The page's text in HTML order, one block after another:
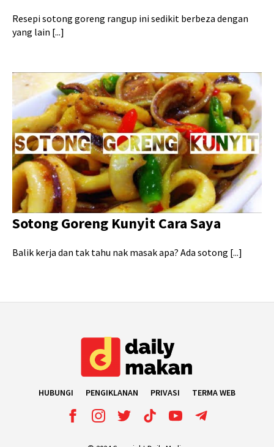
Resepi sotong goreng rangup ini sedikit berbeza dengan
yang lain [...]
Sotong Goreng Kunyit Cara Saya
Balik kerja dan tak tahu nak masak apa? Ada sotong [...]
HUBUNGI PENGIKLANAN PRIVASI TERMA WEB